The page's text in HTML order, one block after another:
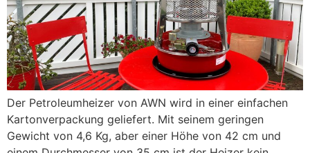
Der Petroleumheizer von AWN wird in einer einfachen
Kartonverpackung geliefert. Mit seinem geringen
Gewicht von 4,6 Kg, aber einer Höhe von 42 cm und